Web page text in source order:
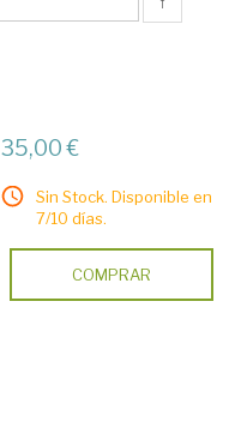
35,00 €
Sin Stock. Disponible en
7/10 días.
COMPRAR